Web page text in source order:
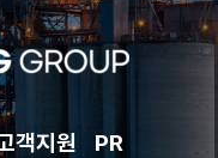
객지원 PR